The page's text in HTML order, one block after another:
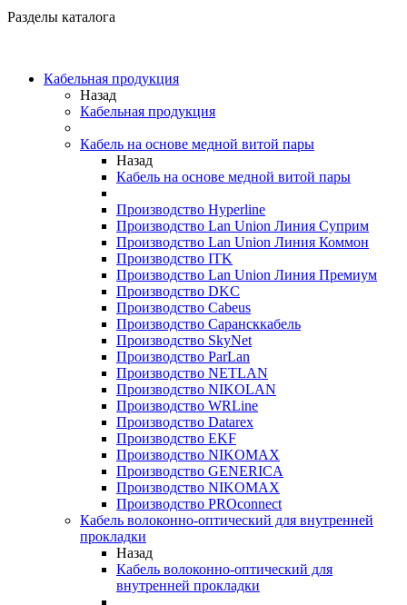
Разделы каталога
Кабельная продукция
Назад
Кабельная продукция
Кабель на основе медной витой пары
Назад
Кабель на основе медной витой пары
Производство Hyperline
Производство Lan Union Линия Суприм
Производство Lan Union Линия Коммон
Производство ITK
Производство Lan Union Линия Премиум
Производство DKC
Производство Cabeus
Производство Сарансккабель
Производство SkyNet
Производство ParLan
Производство NETLAN
Производство NIKOLAN
Производство WRLine
Производство Datarex
Производство EKF
Производство NIKOMAX
Производство GENERICA
Производство NIKOMAX
Производство PROconnect
Кабель волоконно-оптический для внутренней
прокладки
Назад
Кабель волоконно-оптический для
внутренней прокладки